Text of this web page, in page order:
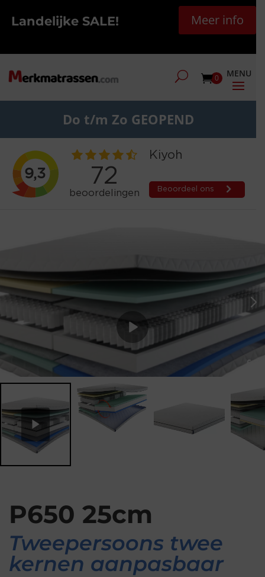
Landelijke SALE! Meer info
0
Do t/m Zo GEOPEND
l
y
P650 25cm
Tweepersoons twee
kernen aanpasbaar